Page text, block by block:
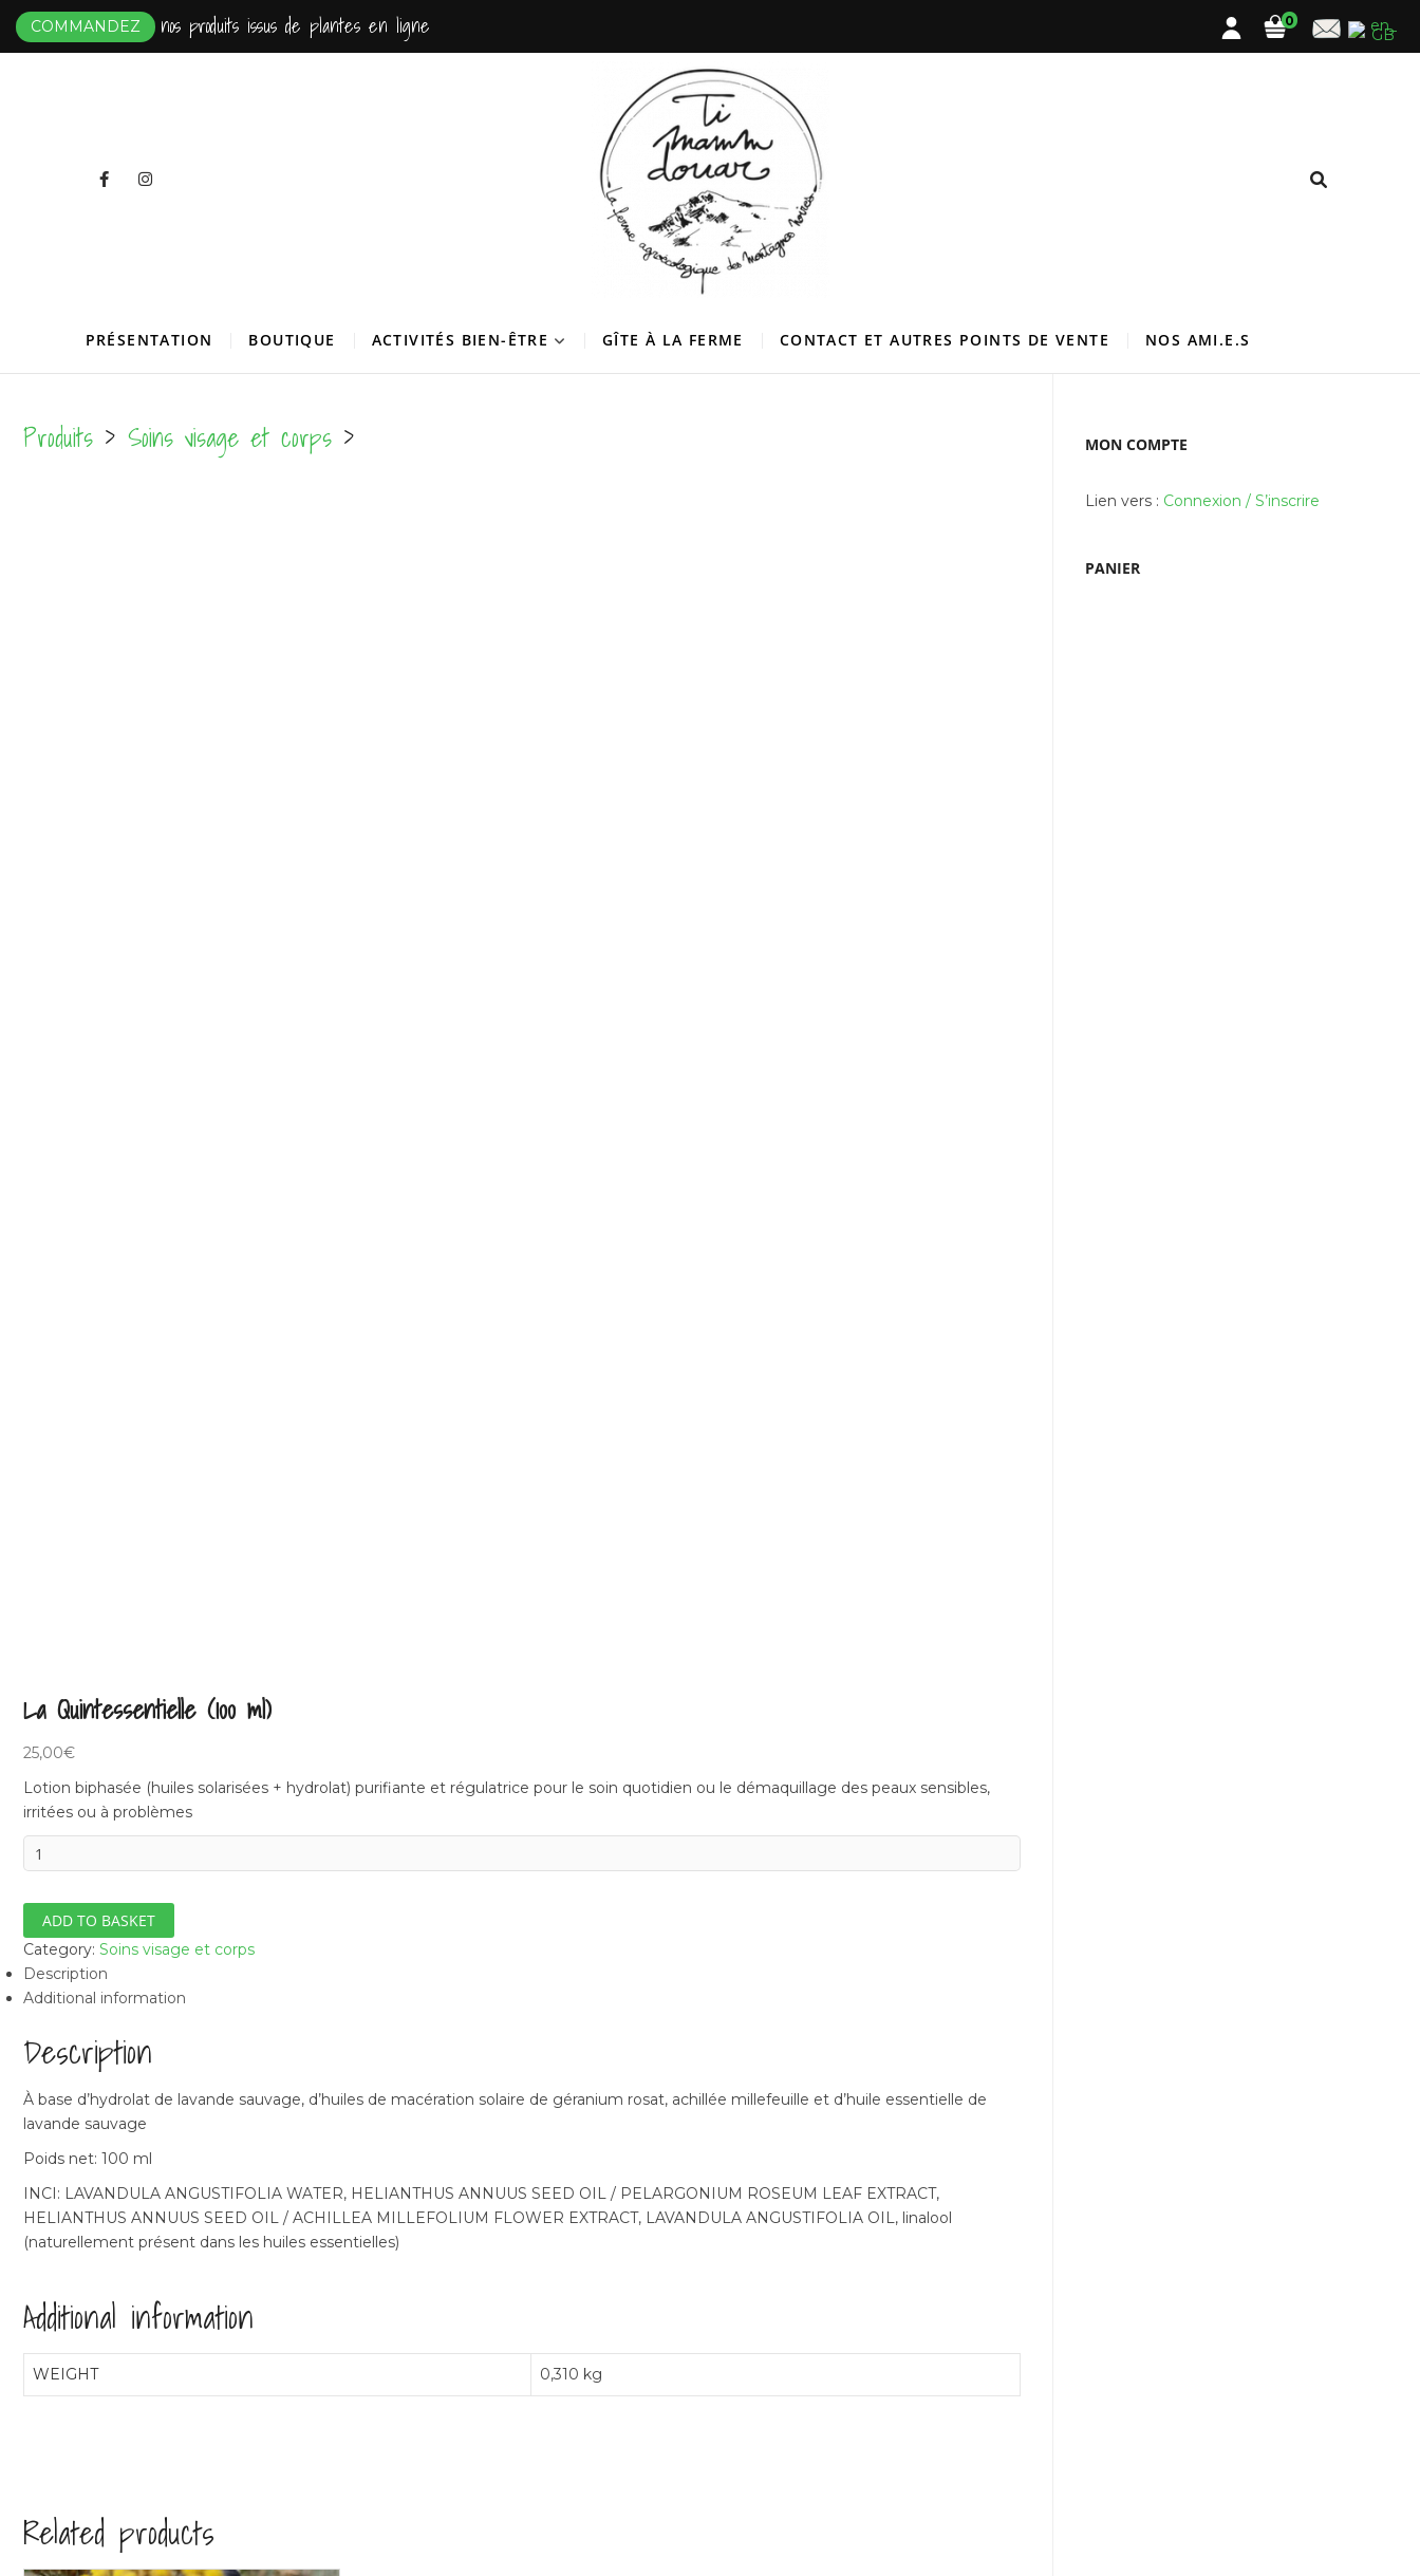
Skip
content
COMMANDEZ nos produits issus de plantes en ligne 0
Facebook
Instagram
Ti mamm douar
PRÉSENTATION BOUTIQUE ACTIVITÉS BIEN-ÊTRE GÎTE À LA FERME CONTACT ET AUTRES POINTS DE VENTE NOS AMI.E.S
Produits > Soins visage et corps >
La Quintessentielle (100 ml)
25,00€
Lotion biphasée (huiles solarisées + hydrolat) purifiante et régulatrice pour le soin quotidien ou le démaquillage des peaux sensibles,
irritées ou à problèmes
La
Quintessentielle
ml)
quantity
ADD TO BASKET
Category: Soins visage et corps
Description
Additional information
Description
À base d’hydrolat de lavande sauvage, d’huiles de macération solaire de géranium rosat, achillée millefeuille et d’huile essentielle de
lavande sauvage
Poids net: 100 ml
INCI: LAVANDULA ANGUSTIFOLIA WATER, HELIANTHUS ANNUUS SEED OIL / PELARGONIUM ROSEUM LEAF EXTRACT,
HELIANTHUS ANNUUS SEED OIL / ACHILLEA MILLEFOLIUM FLOWER EXTRACT, LAVANDULA ANGUSTIFOLIA OIL, linalool
(naturellement présent dans les huiles essentielles)
Additional information
WEIGHT 0,310 kg
Related products
MON COMPTE
Lien vers : Connexion / S’inscrire
PANIER